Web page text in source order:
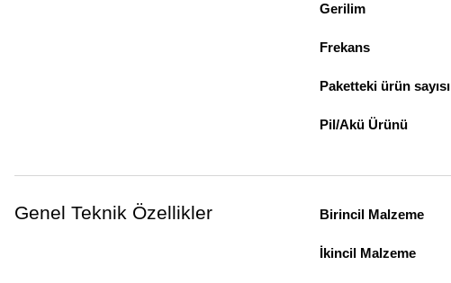
Gerilim
Frekans
Paketteki ürün sayısı
Pil/Akü Ürünü
Genel Teknik Özellikler Birincil Malzeme
İkincil Malzeme